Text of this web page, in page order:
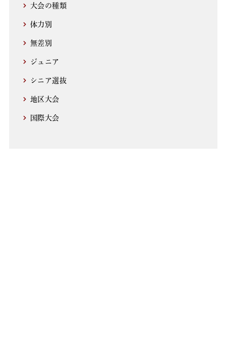
大会の種類
体力別
無差別
ジュニア
シニア選抜
地区大会
国際大会